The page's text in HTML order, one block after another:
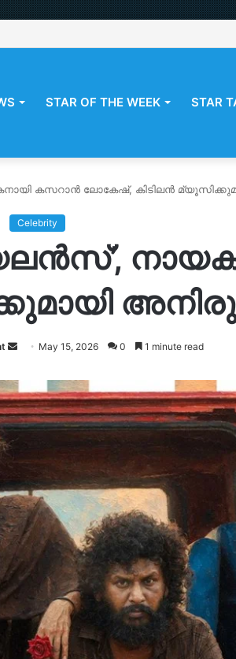
STAR OF THE WEEK STAR
കസറാൻ ലോകേഷ്, കിടിലൻ
Celebrity
Send
email
May 15, 2026 0 1 minute read